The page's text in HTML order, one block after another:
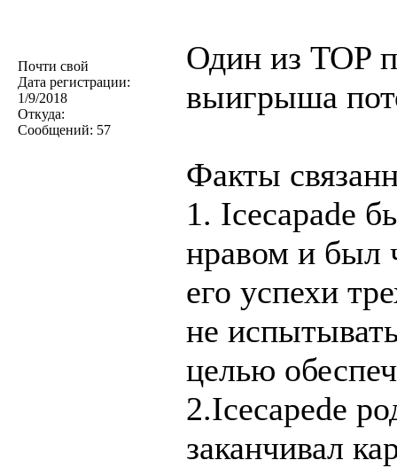
Почти свой
Дата регистрации:
1/9/2018
Откуда:
Сообщений: 57
Один из TOP
выигрыша
Факты
1. Icecapade
нравом и был
его успехи
не
целью
2.Icecapede
заканчивал